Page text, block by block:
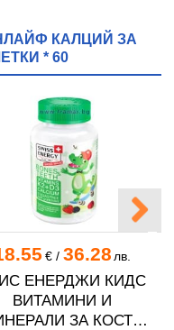
КАЛЦИЙ ЗА
* 60
€/ 36.28 лв.
ЕНЕРДЖИ КИДС
ВИТАМИНИ И
ЗА КОСТИ